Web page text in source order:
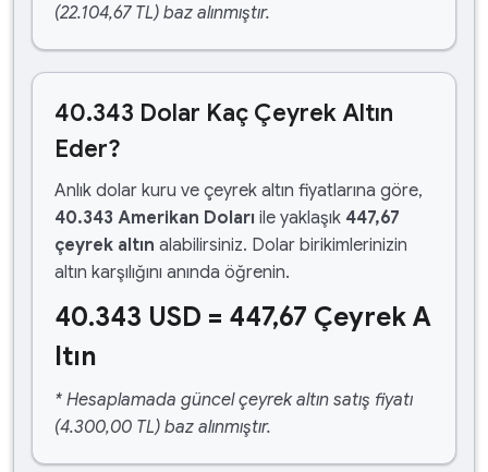
(22.104,67 TL) baz alınmıştır.
40.343 Dolar Kaç Çeyrek Altın
Eder?
Anlık dolar kuru ve çeyrek altın fiyatlarına göre,
40.343 Amerikan Doları ile yaklaşık 447,67
çeyrek altın alabilirsiniz. Dolar birikimlerinizin
altın karşılığını anında öğrenin.
40.343 USD = 447,67 Çeyrek A
ltın
* Hesaplamada güncel çeyrek altın satış fiyatı
(4.300,00 TL) baz alınmıştır.